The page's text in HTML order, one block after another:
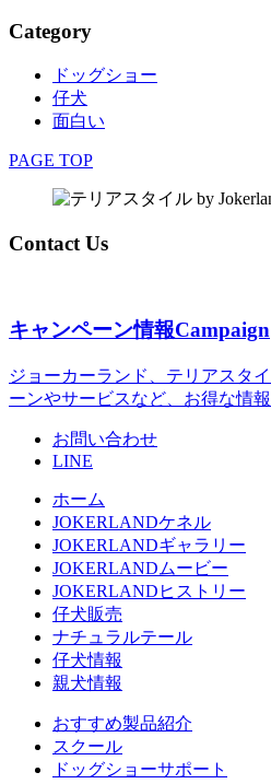
Category
ドッグショー
仔犬
面白い
PAGE TOP
Contact Us
キャンペーン情報Campaign
ジョーカーランド、テリアスタ
ーンやサービスなど、お得な情
お問い合わせ
LINE
ホーム
JOKERLANDケネル
JOKERLANDギャラリー
JOKERLANDムービー
JOKERLANDヒストリー
仔犬販売
ナチュラルテール
仔犬情報
親犬情報
おすすめ製品紹介
スクール
ドッグショーサポート